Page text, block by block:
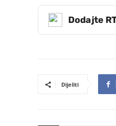
Dodajte
Dijeliti